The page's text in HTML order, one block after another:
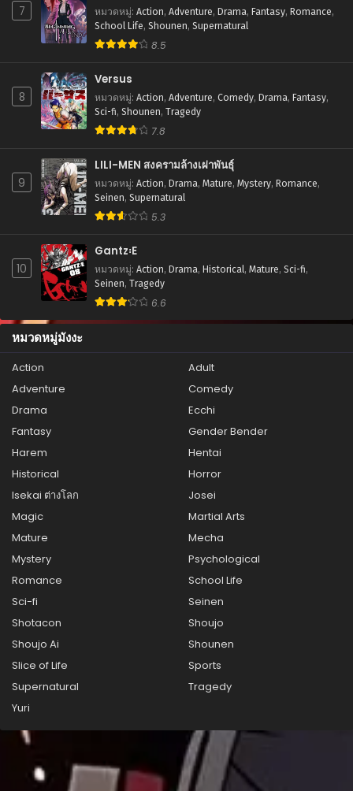
7 หมวดหมู่: Action, Adventure, Drama, Fantasy, Romance,
School Life, Shounen, Supernatural
8.5
8
Versus
หมวดหมู่: Action, Adventure, Comedy, Drama, Fantasy,
Sci-fi, Shounen, Tragedy
7.8
9
LILI-MEN สงครามล้างเผ่าพันธุ์
หมวดหมู่: Action, Drama, Mature, Mystery, Romance,
Seinen, Supernatural
5.3
10
Gantz꞉E
หมวดหมู่: Action, Drama, Historical, Mature, Sci-fi,
Seinen, Tragedy
6.6
หมวดหมู่มังงะ
Action
Adult
Adventure
Comedy
Drama
Ecchi
Fantasy
Gender Bender
Harem
Hentai
Historical
Horror
Isekai ต่างโลก
Josei
Magic
Martial Arts
Mature
Mecha
Mystery
Psychological
Romance
School Life
Sci-fi
Seinen
Shotacon
Shoujo
Shoujo Ai
Shounen
Slice of Life
Sports
Supernatural
Tragedy
Yuri